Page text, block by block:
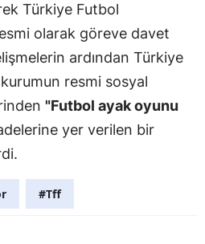
Türkiye Futbol
olarak göreve davet
ardından Türkiye
resmi sosyal
"Futbol ayak oyunu
yer verilen bir
#Tff